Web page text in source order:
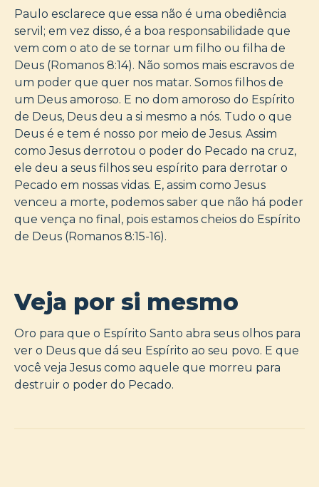
Paulo esclarece que essa não é uma obediência
servil; em vez disso, é a boa responsabilidade que
vem com o ato de se tornar um filho ou filha de
Deus (Romanos 8:14). Não somos mais escravos de
um poder que quer nos matar. Somos filhos de
um Deus amoroso. E no dom amoroso do Espírito
de Deus, Deus deu a si mesmo a nós. Tudo o que
Deus é e tem é nosso por meio de Jesus. Assim
como Jesus derrotou o poder do Pecado na cruz,
ele deu a seus filhos seu espírito para derrotar o
Pecado em nossas vidas. E, assim como Jesus
venceu a morte, podemos saber que não há poder
que vença no final, pois estamos cheios do Espírito
de Deus (Romanos 8:15-16).
Veja por si mesmo
Oro para que o Espírito Santo abra seus olhos para
ver o Deus que dá seu Espírito ao seu povo. E que
você veja Jesus como aquele que morreu para
destruir o poder do Pecado.